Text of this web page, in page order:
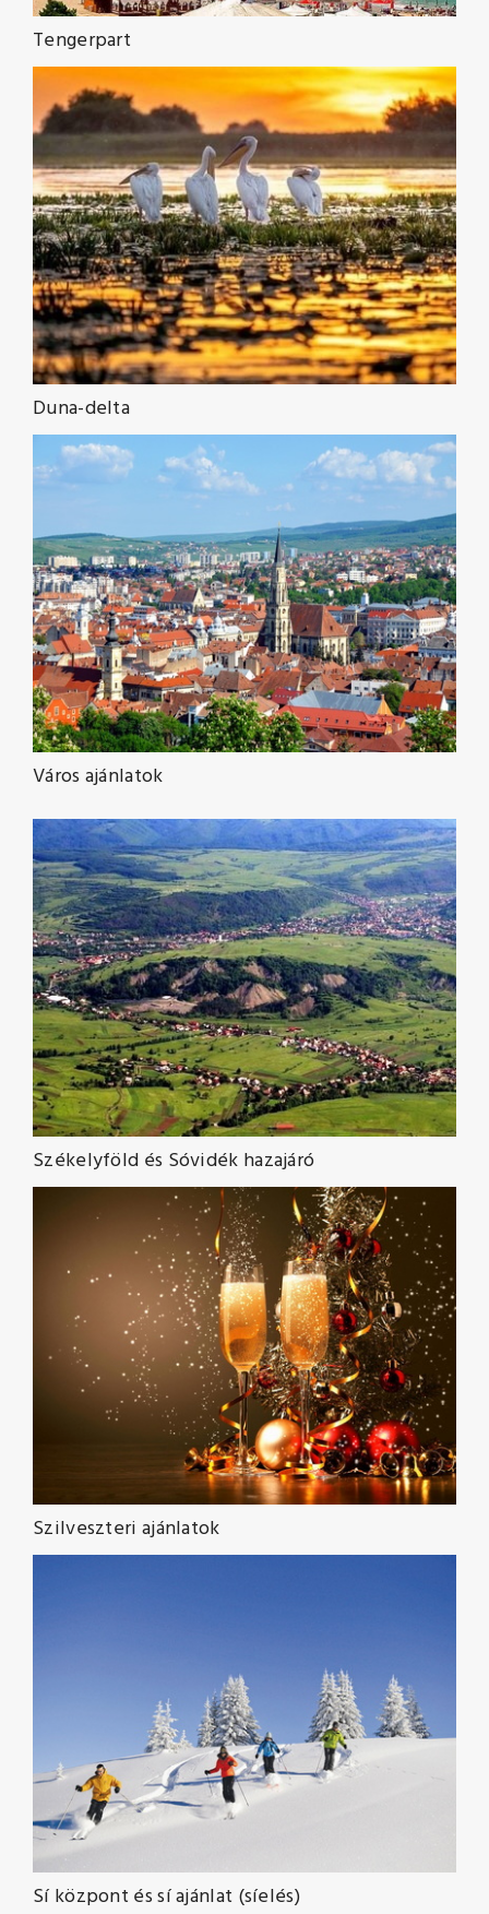
Tengerpart
Duna-delta
Város ajánlatok
Székelyföld és Sóvidék hazajáró
Szilveszteri ajánlatok
Sí központ és sí ajánlat (síelés)